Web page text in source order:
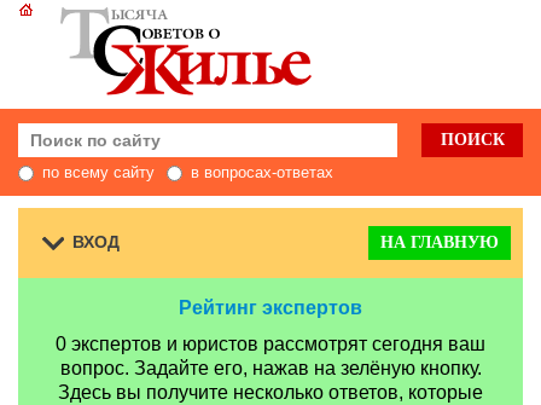
по всему сайту в вопросах-ответах
ВХОД НА ГЛАВНУЮ
Рейтинг экспертов
0 экспертов и юристов рассмотрят сегодня ваш
вопрос. Задайте его, нажав на зелёную кнопку.
Здесь вы получите несколько ответов, которые